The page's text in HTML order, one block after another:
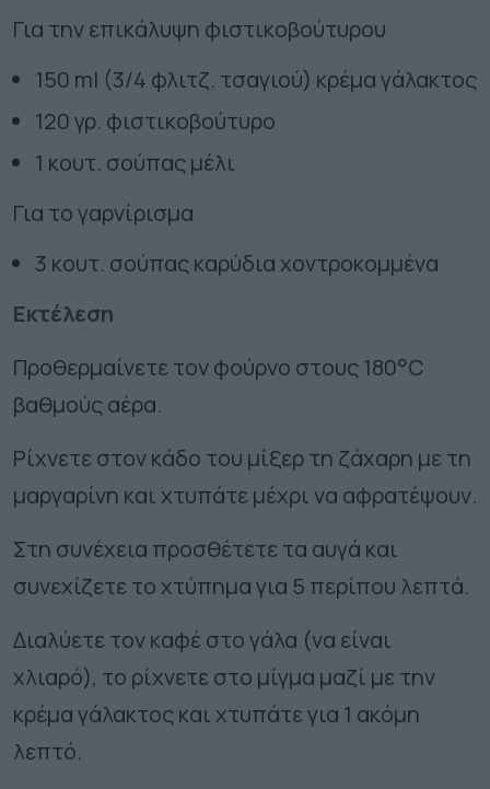
Για την επικάλυψη φιστικοβούτυρου
150 ml (3/4 φλιτζ. τσαγιού) κρέμα γάλακτος
120 γρ. φιστικοβούτυρο
1 κουτ. σούπας μέλι
Για το γαρνίρισμα
3 κουτ. σούπας καρύδια χοντροκομμένα
Εκτέλεση
Προθερμαίνετε τον φούρνο στους 180°C
βαθμούς αέρα.
Ρίχνετε στον κάδο του μίξερ τη ζάχαρη με τη
μαργαρίνη και χτυπάτε μέχρι να αφρατέψουν.
Στη συνέχεια προσθέτετε τα αυγά και
συνεχίζετε το χτύπημα για 5 περίπου λεπτά.
Διαλύετε τον καφέ στο γάλα (να είναι
χλιαρό), το ρίχνετε στο μίγμα μαζί με την
κρέμα γάλακτος και χτυπάτε για 1 ακόμη
λεπτό.